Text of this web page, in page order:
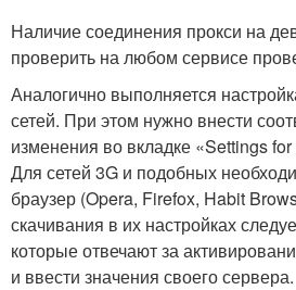
Наличие соединения прокси на
проверить на любом сервисе
Аналогично выполняется
сетей. При этом нужно внести
изменения во вкладке «Settings
Для сетей 3G и подобных
браузер (Opera, Firefox, Habit
скачивания в их настройках
которые отвечают за
и ввести значения своего сервера.